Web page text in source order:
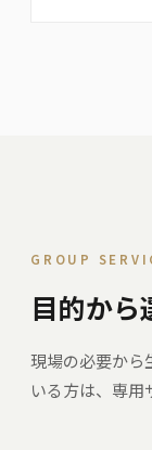
GROUP
目的から
現場の必要から
いる方は、専用